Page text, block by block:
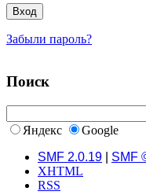
Забыли пароль?
Поиск
Яндекс
Google
SMF 2.0.19
SMF
XHTML
RSS